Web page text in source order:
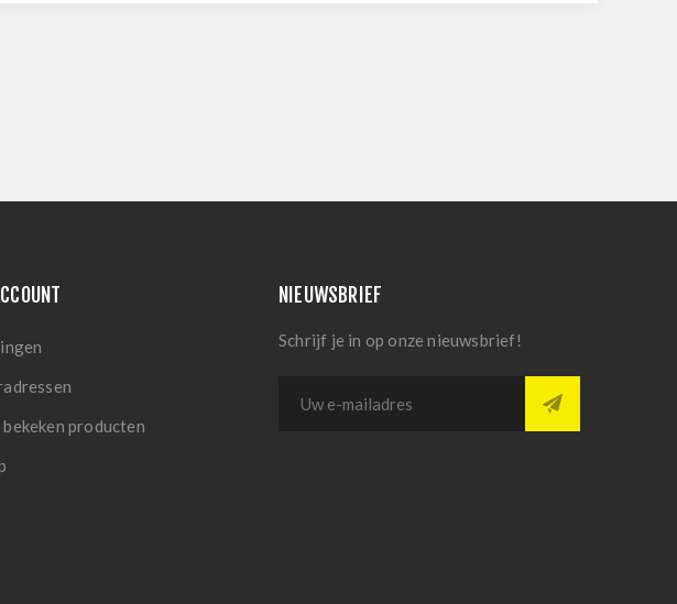
bekeken producten
NIEUWSBRIEF
Schrijf je in op onze nieuwsbrief!